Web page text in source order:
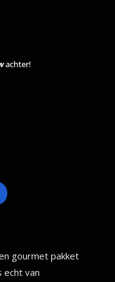
achter!
gourmet pakket
echt van